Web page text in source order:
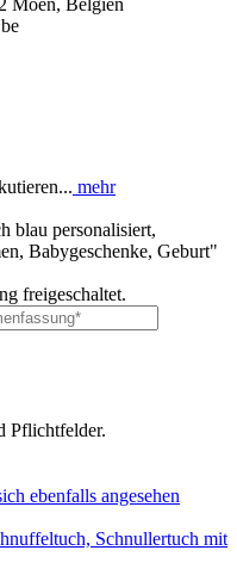
mehr
blau personalisiert,
Babygeschenke, Geburt"
freigeschaltet.
Pflichtfelder.
ebenfalls angesehen